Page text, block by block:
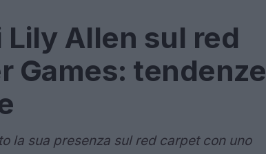
Lily Allen sul red
Games: tendenze
la sua presenza sul red carpet con uno